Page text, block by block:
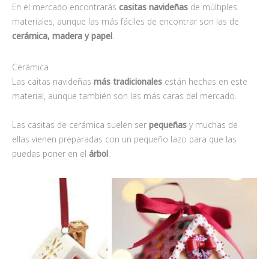
En el mercado encontrarás casitas navideñas de múltiples
materiales, aunque las más fáciles de encontrar son las de
cerámica, madera y papel.
Cerámica
Las caitas navideñas más tradicionales están hechas en este
material, aunque también son las más caras del mercado.
Las casitas de cerámica suelen ser pequeñas y muchas de
ellas vienen preparadas con un pequeño lazo para que las
puedas poner en el árbol.